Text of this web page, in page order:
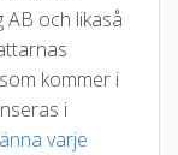
och likaså
kommer i
i
varje